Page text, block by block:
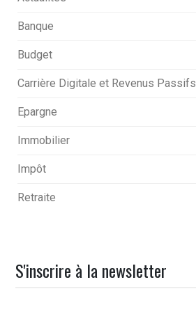
Banque
Budget
Carrière Digitale et Revenus Passifs
Epargne
Immobilier
Impôt
Retraite
S'inscrire à la newsletter